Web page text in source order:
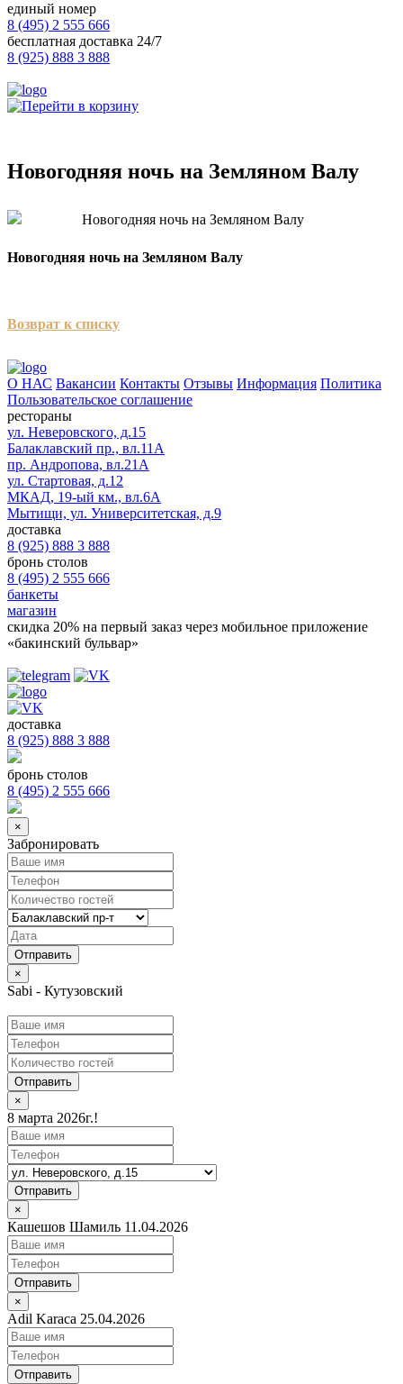
единый номер
8 (495) 2 555 666
бесплатная доставка 24/7
8 (925) 888 3 888
Новогодняя ночь на Земляном Валу
Новогодняя ночь на Земляном Валу
Возврат к списку
О НАС Вакансии Контакты Отзывы Информация Политика
Пользовательское соглашение
рестораны
ул. Неверовского, д.15
Балаклавский пр., вл.11А
пр. Андропова, вл.21А
ул. Стартовая, д.12
МКАД, 19-ый км., вл.6А
Мытищи, ул. Университетская, д.9
доставка
8 (925) 888 3 888
бронь столов
8 (495) 2 555 666
банкеты
магазин
скидка 20% на первый заказ через мобильное приложение
«бакинский бульвар»
доставка
8 (925) 888 3 888
бронь столов
8 (495) 2 555 666
×
Забронировать
×
Sabi - Кутузовский
Отправить
×
8 марта 2026г.!
Отправить
×
Кашешов Шамиль 11.04.2026
Отправить
×
Adil Karaca 25.04.2026
Отправить